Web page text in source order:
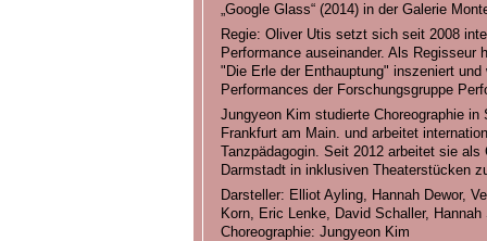
„Google Glass“ (2014) in der Galerie
Regie: Oliver Utis setzt sich seit 2008
Performance auseinander. Als Regisseur
"Die Erle der Enthauptung" inszeniert
Performances der Forschungsgruppe
Jungyeon Kim studierte Choreographie in
Frankfurt am Main. und arbeitet
Tanzpädagogin. Seit 2012 arbeitet sie als
Darmstadt in inklusiven Theaterstücken
Darsteller: Elliot Ayling, Hannah Dewor,
Korn, Eric Lenke, David Schaller, Hannah
Choreographie: Jungyeon Kim